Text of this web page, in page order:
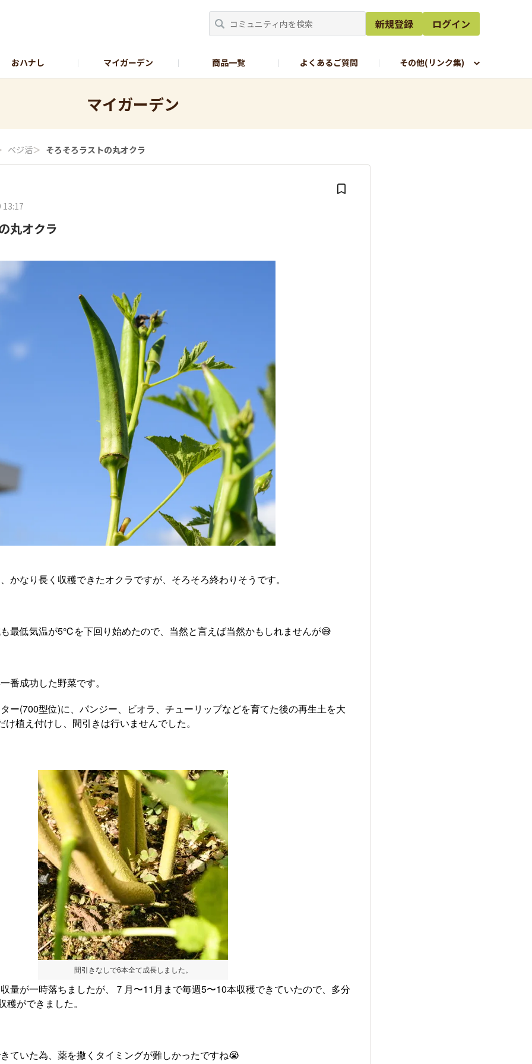
新規登録 ログイン
おハナし マイガーデン 商品一覧 よくあるご質問 その他(リンク集)
マイガーデン
ベジ活＞ そろそろラストの丸オクラ
丸オクラ
かなり長く収穫できたオクラですが、そろそろ終わりそうです。
最低気温が5℃を下回り始めたので、当然と言えば当然かもしれませんが😅
番成功した野菜です。
ー(700型位)に、パンジー、ビオラ、チューリップなどを育てた後の再生土を大
植え付けし、間引きは行いませんでした。
間引きなしで6本全て成長しました。
量が一時落ちましたが、７月〜11月まで毎週5〜10本収穫できていたので、多分
ができました。
ていた為、薬を撒くタイミングが難しかったですね😭